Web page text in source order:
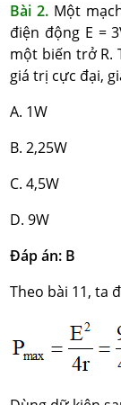
Bài 2. Một
điện động E =
một biến trở R.
giá trị cực đại,
A. 1W
B. 2,25W
C. 4,5W
D. 9W
Đáp án: B
Theo bài 11, ta